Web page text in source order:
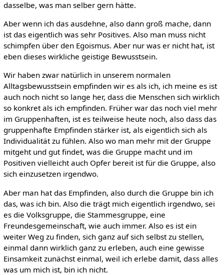
dasselbe, was man selber gern hätte.
Aber wenn ich das ausdehne, also dann groß mache, dann
ist das eigentlich was sehr Positives. Also man muss nicht
schimpfen über den Egoismus. Aber nur was er nicht hat, ist
eben dieses wirkliche geistige Bewusstsein.
Wir haben zwar natürlich in unserem normalen
Alltagsbewusstsein empfinden wir es als ich, ich meine es ist
auch noch nicht so lange her, dass die Menschen sich wirklich
so konkret als ich empfinden. Früher war das noch viel mehr
im Gruppenhaften, ist es teilweise heute noch, also dass das
gruppenhafte Empfinden stärker ist, als eigentlich sich als
Individualität zu fühlen. Also wo man mehr mit der Gruppe
mitgeht und gut findet, was die Gruppe macht und im
Positiven vielleicht auch Opfer bereit ist für die Gruppe, also
sich einzusetzen irgendwo.
Aber man hat das Empfinden, also durch die Gruppe bin ich
das, was ich bin. Also die trägt mich eigentlich irgendwo, sei
es die Volksgruppe, die Stammesgruppe, eine
Freundesgemeinschaft, wie auch immer. Also es ist ein
weiter Weg zu finden, sich ganz auf sich selbst zu stellen,
einmal dann wirklich ganz zu erleben, auch eine gewisse
Einsamkeit zunächst einmal, weil ich erlebe damit, dass alles
was um mich ist, bin ich nicht.